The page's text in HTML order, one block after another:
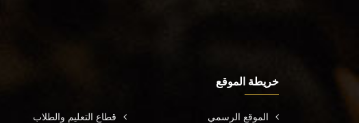
خريطة الموقع
الموقع الرسمي قطاع التعليم والطلاب